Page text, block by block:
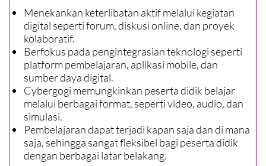
Menekankan keterlibatan aktif melalui kegiatan
digital seperti forum, diskusi online, dan proyek
kolaboratif.
Berfokus pada pengintegrasian teknologi seperti
platform pembelajaran, aplikasi mobile, dan
sumber daya digital.
Cybergogi memungkinkan peserta didik belajar
melalui berbagai format, seperti video, audio, dan
simulasi.
Pembelajaran dapat terjadi kapan saja dan di mana
saja, sehingga sangat fleksibel bagi peserta didik
dengan berbagai latar belakang.